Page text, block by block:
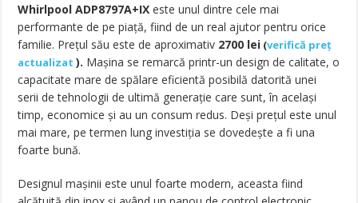
Whirlpool ADP8797A+IX este unul dintre cele mai
performante de pe piață, fiind de un real ajutor pentru orice
familie. Prețul său este de aproximativ 2700 lei (verifică preț
actualizat ). Mașina se remarcă printr-un design de calitate, o
capacitate mare de spălare eficientă posibilă datorită unei
serii de tehnologii de ultimă generație care sunt, în același
timp, economice și au un consum redus. Deși prețul este unul
mai mare, pe termen lung investiția se dovedește a fi una
foarte bună.
Designul mașinii este unul foarte modern, aceasta fiind